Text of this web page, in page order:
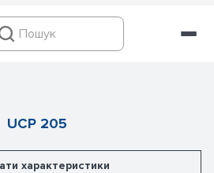
UCP 205
характеристики